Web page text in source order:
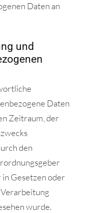
Daten an
und
Daten
Zeitraum, der
den
Gesetzen oder
wurde.